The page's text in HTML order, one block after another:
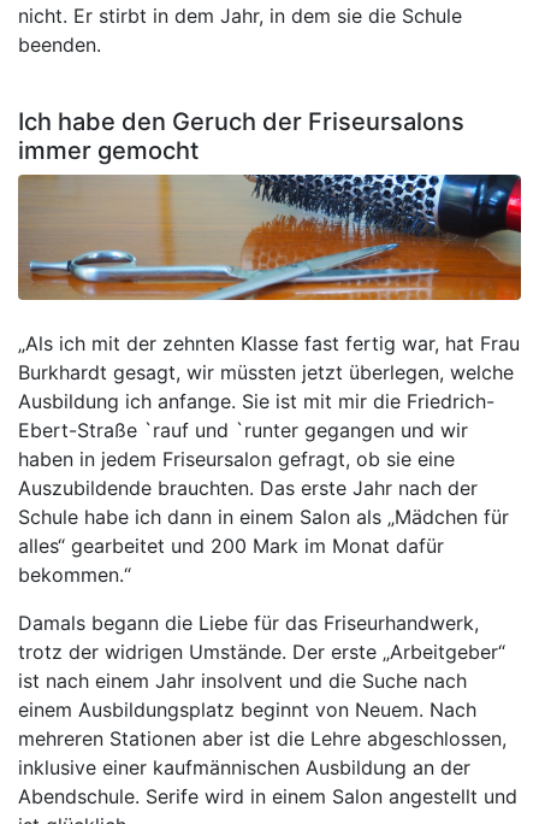
nicht. Er stirbt in dem Jahr, in dem sie die Schule
beenden.
Ich habe den Geruch der Friseursalons
immer gemocht
„Als ich mit der zehnten Klasse fast fertig war, hat Frau
Burkhardt gesagt, wir müssten jetzt überlegen, welche
Ausbildung ich anfange. Sie ist mit mir die Friedrich-
Ebert-Straße `rauf und `runter gegangen und wir
haben in jedem Friseursalon gefragt, ob sie eine
Auszubildende brauchten. Das erste Jahr nach der
Schule habe ich dann in einem Salon als „Mädchen für
alles“ gearbeitet und 200 Mark im Monat dafür
bekommen.“
Damals begann die Liebe für das Friseurhandwerk,
trotz der widrigen Umstände. Der erste „Arbeitgeber“
ist nach einem Jahr insolvent und die Suche nach
einem Ausbildungsplatz beginnt von Neuem. Nach
mehreren Stationen aber ist die Lehre abgeschlossen,
inklusive einer kaufmännischen Ausbildung an der
Abendschule. Serife wird in einem Salon angestellt und